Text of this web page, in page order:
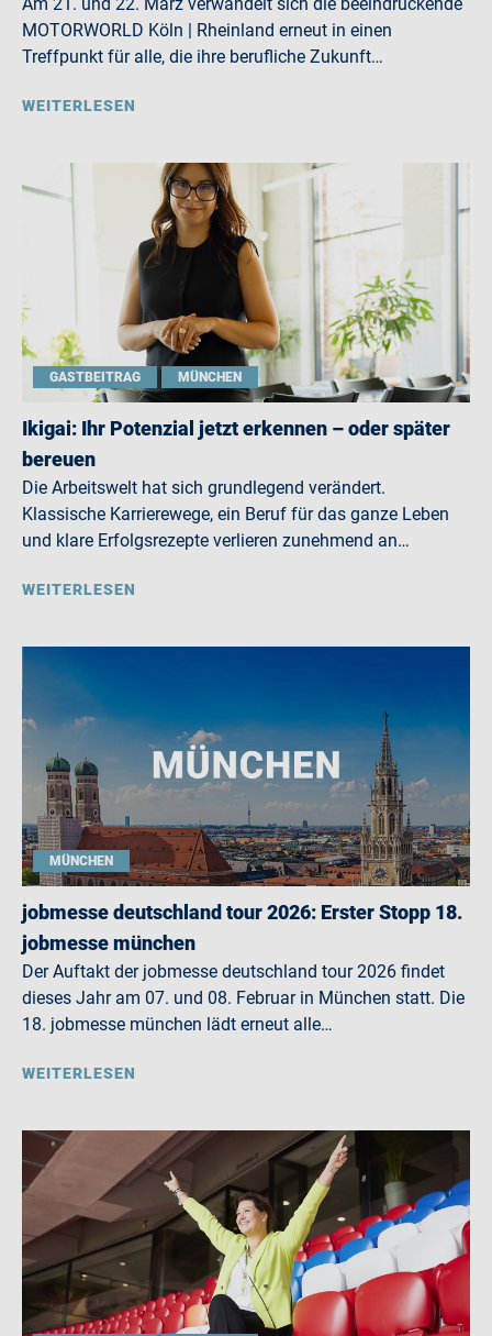
MOTORWORLD Köln | Rheinland erneut in einen
Treffpunkt für alle, die ihre berufliche Zukunft…
WEITERLESEN
GASTBEITRAG MÜNCHEN
Ikigai: Ihr Potenzial jetzt erkennen – oder später
bereuen
Die Arbeitswelt hat sich grundlegend verändert.
Klassische Karrierewege, ein Beruf für das ganze Leben
und klare Erfolgsrezepte verlieren zunehmend an…
WEITERLESEN
MÜNCHEN
jobmesse deutschland tour 2026: Erster Stopp 18.
jobmesse münchen
Der Auftakt der jobmesse deutschland tour 2026 findet
dieses Jahr am 07. und 08. Februar in München statt. Die
18. jobmesse münchen lädt erneut alle…
WEITERLESEN